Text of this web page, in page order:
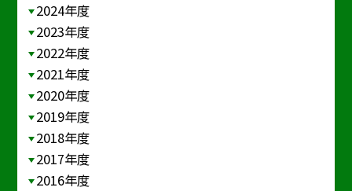
2024年度
2023年度
2022年度
2021年度
2020年度
2019年度
2018年度
2017年度
2016年度